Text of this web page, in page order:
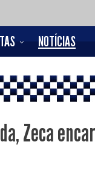
NOTÍCIAS
Zeca